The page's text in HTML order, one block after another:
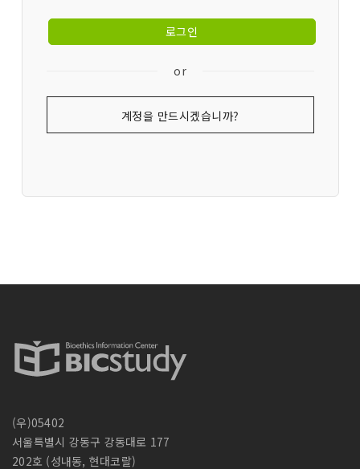
or
계정을 만드시겠습니까?
(우)05402
서울특별시 강동구 강동대로 177
202호 (성내동, 현대코랄)